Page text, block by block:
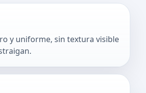
y uniforme, sin textura visible